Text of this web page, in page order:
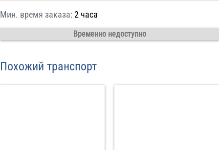
Мин. время заказа: 2 часа
Временно недоступно
Похожий транспорт